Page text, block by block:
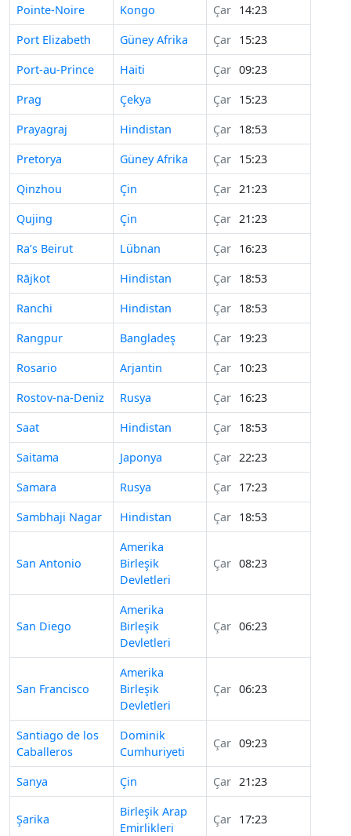
Pointe-Noire Kongo Çar 14:23
Port Elizabeth
Güney Afrika Çar 15:23
Port-au-Prince
Haiti Çar 09:23
Prag
Çekya Çar 15:23
Prayagraj
Hindistan Çar 18:53
Pretorya
Güney Afrika Çar 15:23
Qinzhou
Çin Çar 21:23
Qujing
Çin Çar 21:23
Ra’s Beirut
Lübnan Çar 16:23
Rājkot
Hindistan Çar 18:53
Ranchi
Hindistan Çar 18:53
Rangpur
Bangladeş Çar 19:23
Rosario
Arjantin Çar 10:23
Rostov-na-Deniz
Rusya Çar 16:23
Saat
Hindistan Çar 18:53
Saitama
Japonya Çar 22:23
Samara
Rusya Çar 17:23
Sambhaji Nagar
Hindistan Çar 18:53
San Antonio
Amerika
Birleşik
Devletleri
Çar 08:23
San Diego
Amerika
Birleşik
Devletleri
Çar 06:23
San Francisco
Amerika
Birleşik
Devletleri
Çar 06:23
Santiago de los
Caballeros
Dominik
Cumhuriyeti
Çar 09:23
Sanya Çin Çar 21:23
Şarika
Birleşik Arap
Emirlikleri
Çar 17:23